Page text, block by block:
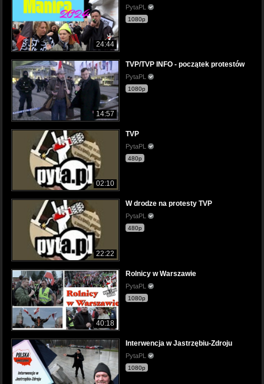
24:44
PytaPL
1080p
14:57
TVP/TVP INFO - początek protestów
PytaPL
1080p
02:10
TVP
PytaPL
480p
22:22
W drodze na protesty TVP
PytaPL
480p
40:18
Rolnicy w Warszawie
PytaPL
1080p
Interwencja w Jastrzębiu-Zdroju
PytaPL
1080p